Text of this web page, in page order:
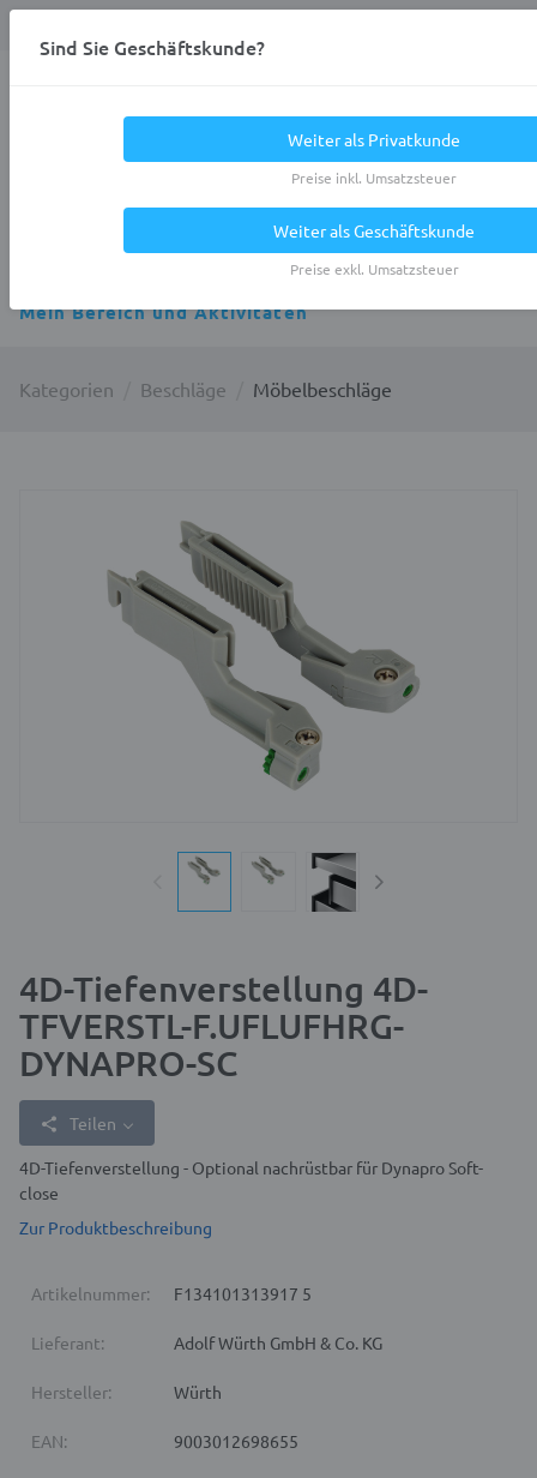
Mein Bereich und Aktivitäten
Kategorien Beschläge Möbelbeschläge
4D-Tiefenverstellung 4D-
TFVERSTL-F.UFLUFHRG-
DYNAPRO-SC
Teilen
4D-Tiefenverstellung - Optional nachrüstbar für Dynapro Soft-
close
Zur Produktbeschreibung
Artikelnummer: F134101313917 5
Lieferant: Adolf Würth GmbH & Co. KG
Hersteller: Würth
EAN: 9003012698655
Sind Sie Geschäftskunde?
Weiter als Privatkunde
Preise inkl. Umsatzsteuer
Weiter als Geschäftskunde
Preise exkl. Umsatzsteuer